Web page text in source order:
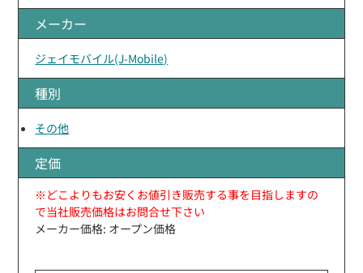
メーカー
ジェイモバイル(J-Mobile)
種別
その他
定価
※どこよりもお安くお値引き販売する事を目指しますの
で当社販売価格はお問合せ下さい
メーカー価格: オープン価格